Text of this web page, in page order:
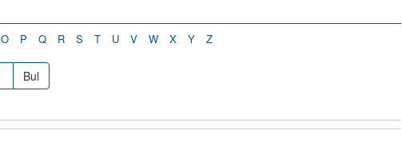
O P Q R S T U V W X Y Z
Bul